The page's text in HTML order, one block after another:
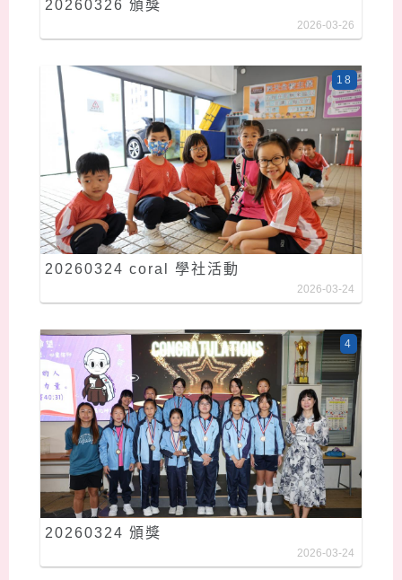
20260326 頒獎
2026-03-26
20260324 coral 學社活動
18
2026-03-24
20260324 頒獎
4
2026-03-24